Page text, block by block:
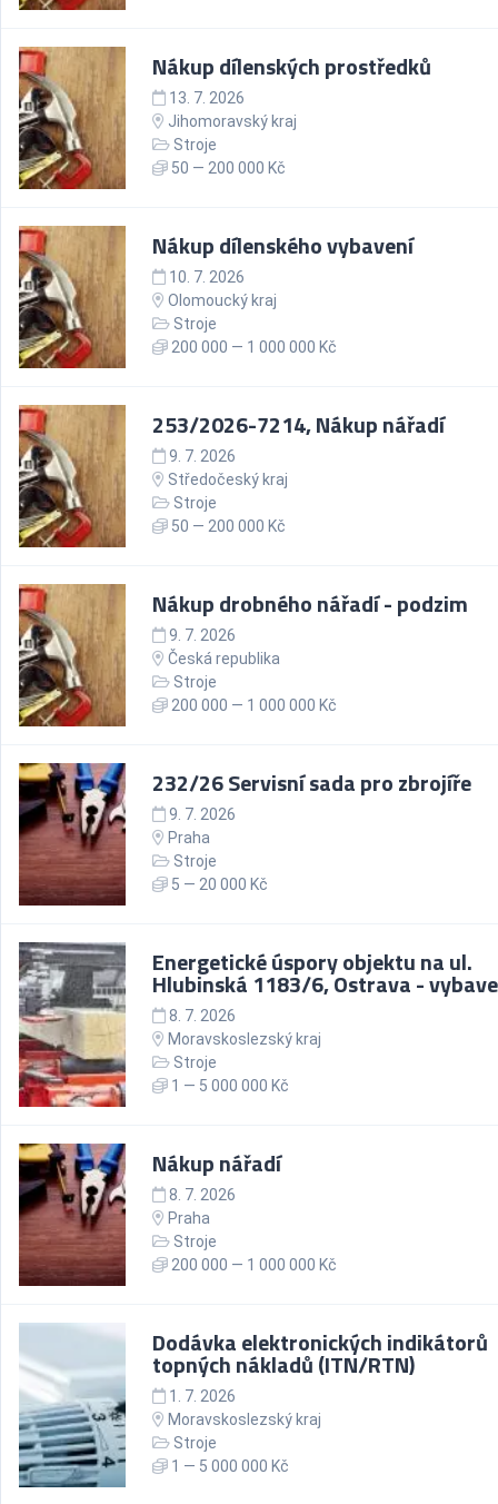
Nákup dílenských prostředků
13. 7. 2026
Jihomoravský kraj
Stroje
50 — 200 000 Kč
Nákup dílenského vybavení
10. 7. 2026
Olomoucký kraj
Stroje
200 000 — 1 000 000 Kč
253/2026-7214, Nákup nářadí
9. 7. 2026
Středočeský kraj
Stroje
50 — 200 000 Kč
Nákup drobného nářadí - podzim
9. 7. 2026
Česká republika
Stroje
200 000 — 1 000 000 Kč
232/26 Servisní sada pro zbrojíře
9. 7. 2026
Praha
Stroje
5 — 20 000 Kč
Energetické úspory objektu na ul.
Hlubinská 1183/6, Ostrava -
8. 7. 2026
Moravskoslezský kraj
Stroje
1 — 5 000 000 Kč
Nákup nářadí
8. 7. 2026
Praha
Stroje
200 000 — 1 000 000 Kč
Dodávka elektronických indikátorů
topných nákladů (ITN/RTN)
1. 7. 2026
Moravskoslezský kraj
Stroje
1 — 5 000 000 Kč